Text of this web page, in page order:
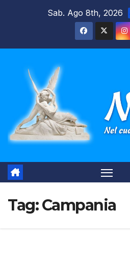
Sab. Ago 8th, 2026
Tag:Campania